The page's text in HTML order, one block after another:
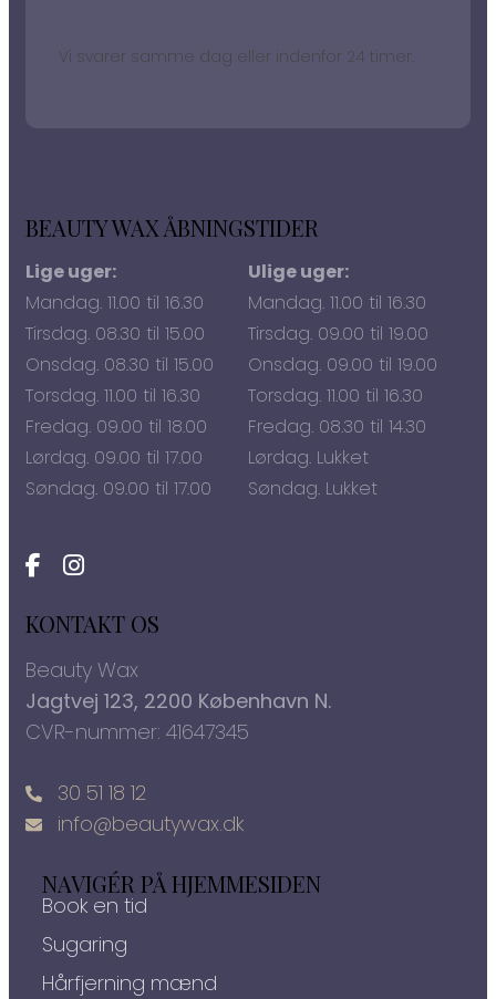
Vi svarer samme dag eller indenfor 24 timer.
BEAUTY WAX ÅBNINGSTIDER
Lige uger:
Mandag. 11.00 til 16.30
Tirsdag. 08.30 til 15.00
Onsdag. 08.30 til 15.00
Torsdag. 11.00 til 16.30
Fredag. 09.00 til 18.00
Lørdag. 09.00 til 17.00
Søndag. 09.00 til 17.00
Ulige uger:
Mandag. 11.00 til 16.30
Tirsdag. 09.00 til 19.00
Onsdag. 09.00 til 19.00
Torsdag. 11.00 til 16.30
Fredag. 08.30 til 14.30
Lørdag. Lukket
Søndag. Lukket
KONTAKT OS
Beauty Wax
Jagtvej 123, 2200 København N.
CVR-nummer: 41647345
30 51 18 12
info@beautywax.dk
NAVIGÉR PÅ HJEMMESIDEN
Book en tid
Sugaring
Hårfjerning mænd